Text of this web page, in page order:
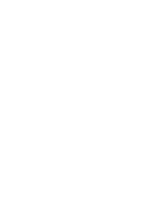
venster